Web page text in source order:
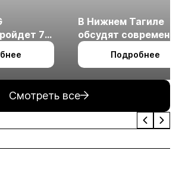
7
В Нижнем Тагиле
обсудят
технологии
измельчения
Подробнее
Смотреть все